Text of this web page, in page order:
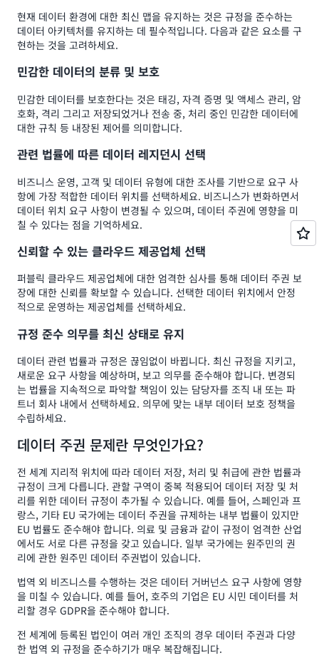
현재 데이터 환경에 대한 최신 맵을 유지하는 것은 규정을 준수하는
데이터 아키텍처를 유지하는 데 필수적입니다. 다음과 같은 요소를 구
현하는 것을 고려하세요.
민감한 데이터의 분류 및 보호
민감한 데이터를 보호한다는 것은 태깅, 자격 증명 및 액세스 관리, 암
호화, 격리 그리고 저장되었거나 전송 중, 처리 중인 민감한 데이터에
대한 규칙 등 내장된 제어를 의미합니다.
관련 법률에 따른 데이터 레지던시 선택
비즈니스 운영, 고객 및 데이터 유형에 대한 조사를 기반으로 요구 사
항에 가장 적합한 데이터 위치를 선택하세요. 비즈니스가 변화하면서
데이터 위치 요구 사항이 변경될 수 있으며, 데이터 주권에 영향을 미
칠 수 있다는 점을 기억하세요.
신뢰할 수 있는 클라우드 제공업체 선택
퍼블릭 클라우드 제공업체에 대한 엄격한 심사를 통해 데이터 주권 보
장에 대한 신뢰를 확보할 수 있습니다. 선택한 데이터 위치에서 안정
적으로 운영하는 제공업체를 선택하세요.
규정 준수 의무를 최신 상태로 유지
데이터 관련 법률과 규정은 끊임없이 바뀝니다. 최신 규정을 지키고,
새로운 요구 사항을 예상하며, 보고 의무를 준수해야 합니다. 변경되
는 법률을 지속적으로 파악할 책임이 있는 담당자를 조직 내 또는 파
트너 회사 내에서 선택하세요. 의무에 맞는 내부 데이터 보호 정책을
수립하세요.
데이터 주권 문제란 무엇인가요?
전 세계 지리적 위치에 따라 데이터 저장, 처리 및 취급에 관한 법률과
규정이 크게 다릅니다. 관할 구역이 중복 적용되어 데이터 저장 및 처
리를 위한 데이터 규정이 추가될 수 있습니다. 예를 들어, 스페인과 프
랑스, 기타 EU 국가에는 데이터 주권을 규제하는 내부 법률이 있지만
EU 법률도 준수해야 합니다. 의료 및 금융과 같이 규정이 엄격한 산업
에서도 서로 다른 규정을 갖고 있습니다. 일부 국가에는 원주민의 권
리에 관한 원주민 데이터 주권법이 있습니다.
법역 외 비즈니스를 수행하는 것은 데이터 거버넌스 요구 사항에 영향
을 미칠 수 있습니다. 예를 들어, 호주의 기업은 EU 시민 데이터를 처
리할 경우 GDPR을 준수해야 합니다.
전 세계에 등록된 법인이 여러 개인 조직의 경우 데이터 주권과 다양
한 법역 외 규정을 준수하기가 매우 복잡해집니다.